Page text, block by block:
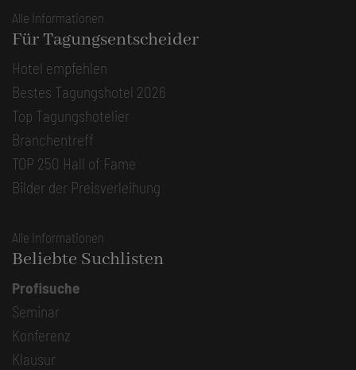
Alle Informationen
Für Tagungsentscheider
Hotel empfehlen
Bestes Tagungshotel 2026
Top Tagungshotelier
Branchentreff
TOP 250 Hall of Fame
Bilder der Preisverleihung
Alle Informationen
Beliebte Suchlisten
Profisuche
Seminar
Konferenz
Klausur